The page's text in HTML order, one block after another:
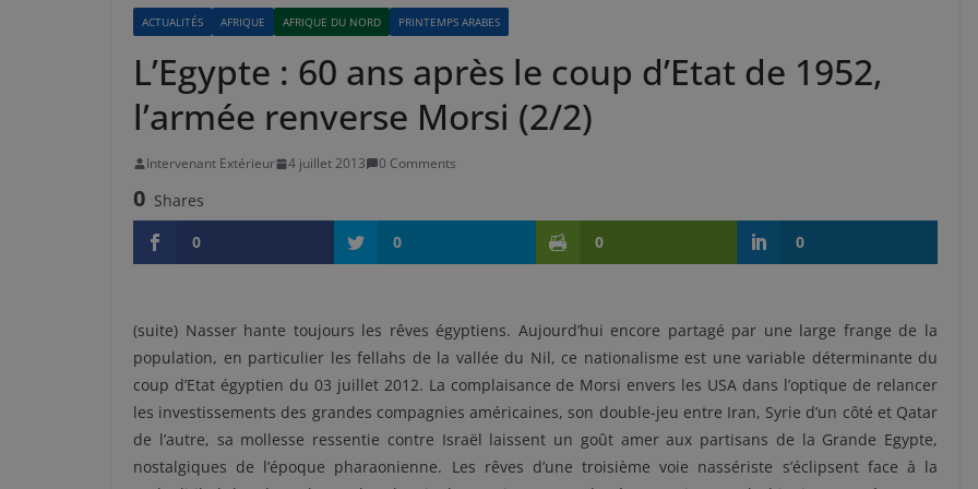
ACTUALITÉS AFRIQUE AFRIQUE DU NORD PRINTEMPS ARABES
L’Egypte : 60 ans après le coup d’Etat de 1952,
l’armée renverse Morsi (2/2)
Intervenant Extérieur 4 juillet 2013 0 Comments
0 Shares
0
0 0 0
(suite) Nasser hante toujours les rêves égyptiens. Aujourd’hui encore partagé par une large frange de la
population, en particulier les fellahs de la vallée du Nil, ce nationalisme est une variable déterminante du
coup d’Etat égyptien du 03 juillet 2012. La complaisance de Morsi envers les USA dans l’optique de relancer
les investissements des grandes compagnies américaines, son double-jeu entre Iran, Syrie d’un côté et Qatar
de l’autre, sa mollesse ressentie contre Israël laissent un goût amer aux partisans de la Grande Egypte,
nostalgiques de l’époque pharaonienne. Les rêves d’une troisième voie nassériste s’éclipsent face à la